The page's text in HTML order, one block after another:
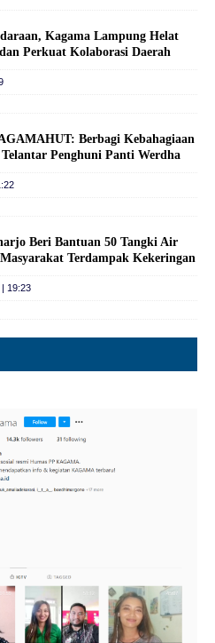
Kagama Lampung Helat
Perkuat Kolaborasi Daerah
Berbagi Kebahagiaan
Penghuni Panti Werdha
Beri Bantuan 50 Tangki Air
Terdampak Kekeringan
19:23